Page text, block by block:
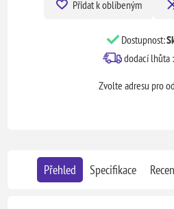
Přidat k oblíbeným
Dostupnost:
dodací lhůta :
Zvolte adresu pro
Přehled Specifikace